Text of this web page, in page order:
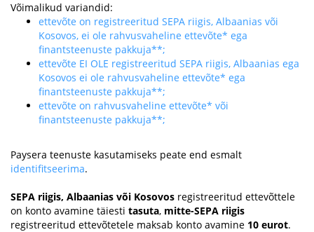
Võimalikud variandid:
ettevõte on registreeritud SEPA riigis, Albaanias või
Kosovos, ei ole rahvusvaheline ettevõte* ega
finantsteenuste pakkuja**;
ettevõte EI OLE registreeritud SEPA riigis, Albaanias ega
Kosovos ei ole rahvusvaheline ettevõte* ega
finantsteenuste pakkuja**;
ettevõte on rahvusvaheline ettevõte* või
finantsteenuste pakkuja**;
Paysera teenuste kasutamiseks peate end esmalt
identifitseerima.
SEPA riigis, Albaanias või Kosovos registreeritud ettevõttele
on konto avamine täiesti tasuta, mitte-SEPA riigis
registreeritud ettevõtetele maksab konto avamine 10 eurot.